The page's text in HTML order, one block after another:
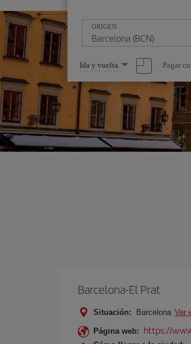
ORIGEN
Seleccione
una
opción
Ida y vuelta Pagar
Barcelona-El Prat
Situación: Barcelona Ver
Página web: https://